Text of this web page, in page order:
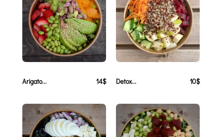
Arigato... 14$ Detox... 10$